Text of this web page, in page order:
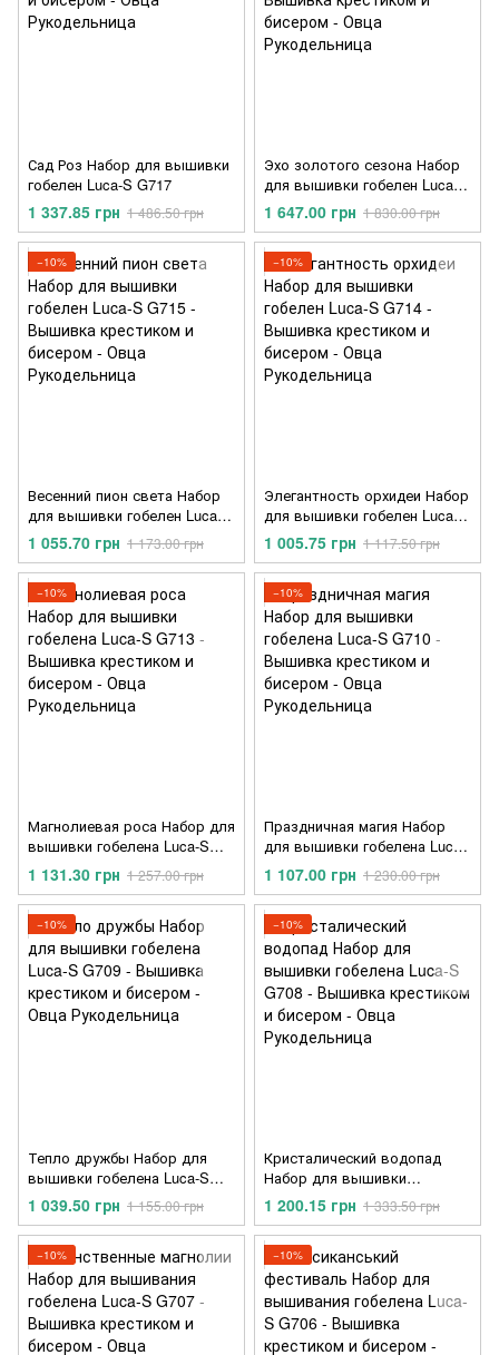
Сад Роз Набор для вышивки
гобелен Luca-S G717
1 337.85 грн 1 486.50 грн
Эхо золотого сезона Набор
для вышивки гобелен Luca-S
G716
1 647.00 грн 1 830.00 грн
−10%
Весенний пион света Набор
для вышивки гобелен Luca-S
G715
1 055.70 грн 1 173.00 грн
−10%
Элегантность орхидеи Набор
для вышивки гобелен Luca-S
G714
1 005.75 грн 1 117.50 грн
−10%
Магнолиевая роса Набор для
вышивки гобелена Luca-S
G713
1 131.30 грн 1 257.00 грн
−10%
Праздничная магия Набор
для вышивки гобелена Luca-
S G710
1 107.00 грн 1 230.00 грн
−10%
Тепло дружбы Набор для
вышивки гобелена Luca-S
G709
1 039.50 грн 1 155.00 грн
−10%
Кристалический водопад
Набор для вышивки
гобелена Luca-S G708
1 200.15 грн 1 333.50 грн
−10% −10%